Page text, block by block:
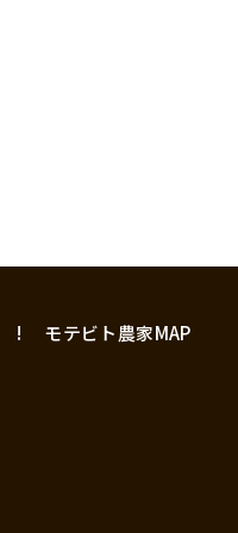
モテビト農家MAP